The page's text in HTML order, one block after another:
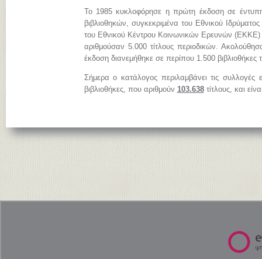
Το 1985 κυκλοφόρησε η πρώτη έκδοση σε
βιβλιοθηκών, συγκεκριμένα του Εθνικού
του Εθνικού Κέντρου Κοινωνικών Ερευνών
αριθμούσαν 5.000 τίτλους περιοδικών.
έκδοση διανεμήθηκε σε περίπου 1.500 βιβλιοθήκες
Σήμερα ο κατάλογος περιλαμβάνει τις
βιβλιοθήκες, που αριθμούν 103.638τίτλους, και